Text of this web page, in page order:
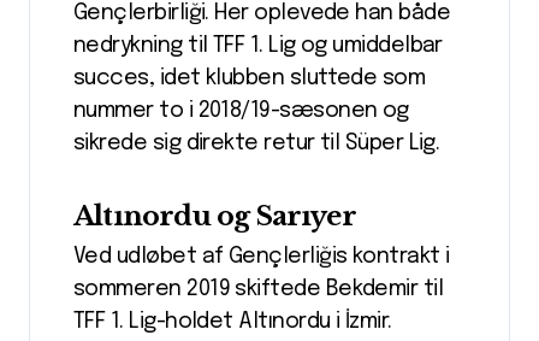
Gençlerbirliği. Her oplevede han både
nedrykning til TFF 1. Lig og umiddelbar
succes, idet klubben sluttede som
nummer to i 2018/19-sæsonen og
sikrede sig direkte retur til Süper Lig.
Altınordu og Sarıyer
Ved udløbet af Gençlerliğis kontrakt i
sommeren 2019 skiftede Bekdemir til
TFF 1. Lig-holdet Altınordu i İzmir.